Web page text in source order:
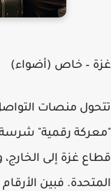
غزة – خاص (أضواء)
تتحول منصات
"معركة رقمية"
قطاع غزة إلى الخارج،
المتحدة. فبين